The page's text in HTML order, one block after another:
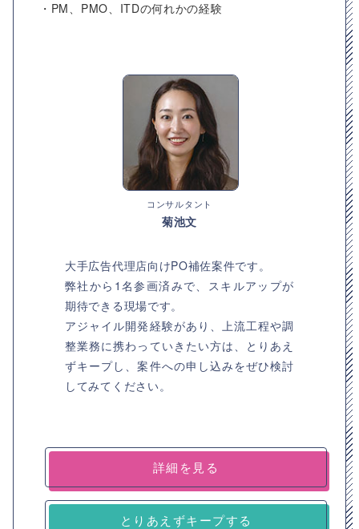
・PM、PMO、ITDの何れかの経験
コンサルタント
菊池文
大手広告代理店向けPO補佐案件です。
弊社から1名参画済みで、スキルアップが
期待できる現場です。
アジャイル開発経験があり、上流工程や調
整業務に携わっていきたい方は、とりあえ
ずキープし、案件への申し込みをぜひ検討
してみてください。
詳細を見る
とりあえずキープする